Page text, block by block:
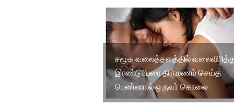
சமூக வலைத்தளத்தில்
இரண்டுபேரை திருமணம் செய்த
பெண்ணால் ஒருவர் கொலை